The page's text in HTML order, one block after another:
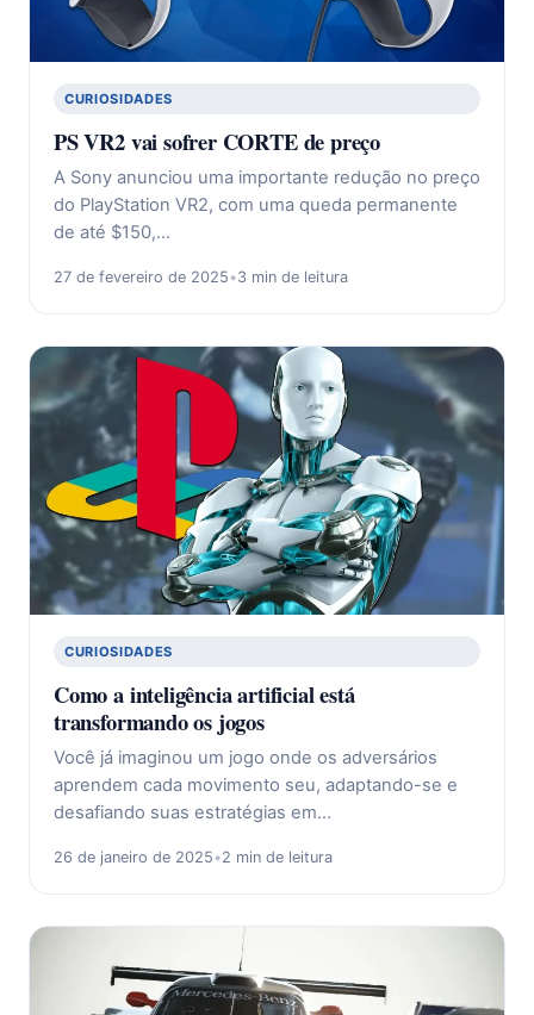
CURIOSIDADES
PS VR2 vai sofrer CORTE de preço
A Sony anunciou uma importante redução no preço
do PlayStation VR2, com uma queda permanente
de até $150,…
27 de fevereiro de 2025•3 min de leitura
CURIOSIDADES
Como a inteligência artificial está
transformando os jogos
Você já imaginou um jogo onde os adversários
aprendem cada movimento seu, adaptando-se e
desafiando suas estratégias em…
26 de janeiro de 2025•2 min de leitura